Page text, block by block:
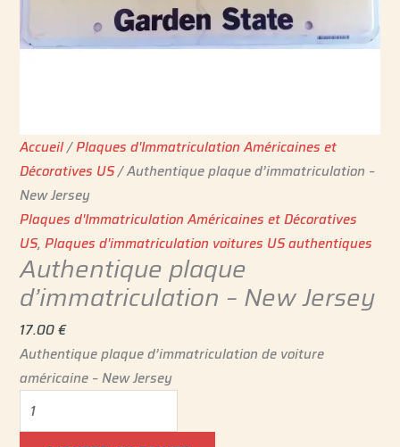
Accueil/Plaques d'Immatriculation Américaines et
Décoratives US/ Authentique plaque d’immatriculation –
New Jersey
Plaques d'Immatriculation Américaines et Décoratives
US,Plaques d'immatriculation voitures US authentiques
Authentique plaque
d’immatriculation – New Jersey
17.00€
Authentique plaque d’immatriculation de voiture
américaine – New Jersey